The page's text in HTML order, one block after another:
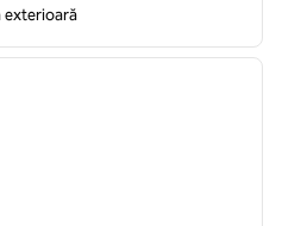
exterioară